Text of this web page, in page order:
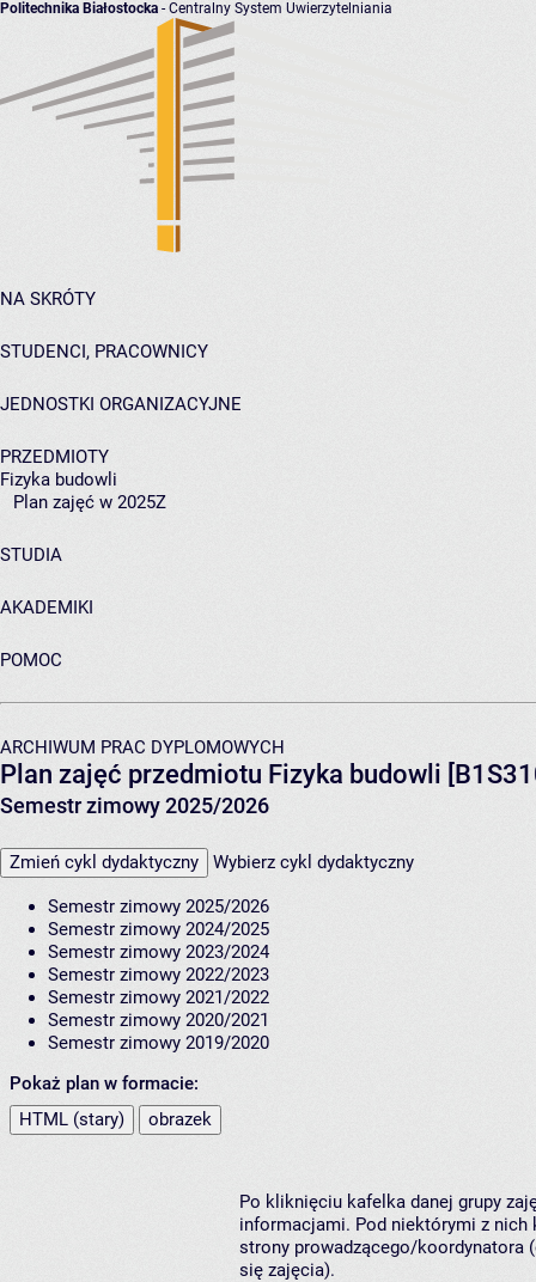
Politechnika Białostocka - Centralny System Uwierzytelniania
NA SKRÓTY
STUDENCI, PRACOWNICY
JEDNOSTKI ORGANIZACYJNE
PRZEDMIOTY
Fizyka budowli
Plan zajęć w 2025Z
STUDIA
AKADEMIKI
POMOC
ARCHIWUM PRAC DYPLOMOWYCH
Plan zajęć przedmiotu Fizyka budowli
Semestr zimowy 2025/2026
Zmień cykl dydaktyczny Wybierz cykl dydaktyczny
Semestr zimowy 2025/2026
Semestr zimowy 2024/2025
Semestr zimowy 2023/2024
Semestr zimowy 2022/2023
Semestr zimowy 2021/2022
Semestr zimowy 2020/2021
Semestr zimowy 2019/2020
Pokaż plan w formacie:
HTML (stary)
obrazek
Po kliknięciu kafelka danej grupy
informacjami. Pod niektórymi z nich
strony prowadzącego/koordynatora
się zajęcia).